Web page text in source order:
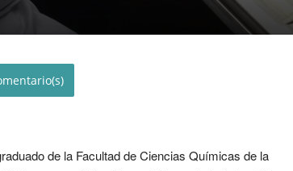
de la Facultad de Ciencias Químicas de la